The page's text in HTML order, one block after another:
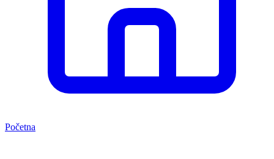
Početna